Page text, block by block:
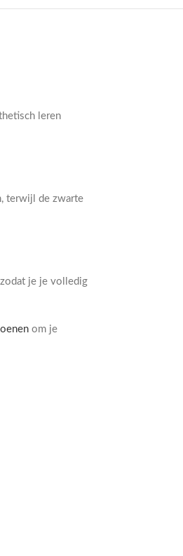
leren
terwijl de zwarte
je je volledig
om je